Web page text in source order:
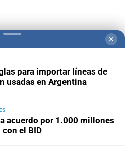
Clasificados CYD Litoral
✕
para importar líneas de
usadas en Argentina
acuerdo por 1.000 millones
el BID